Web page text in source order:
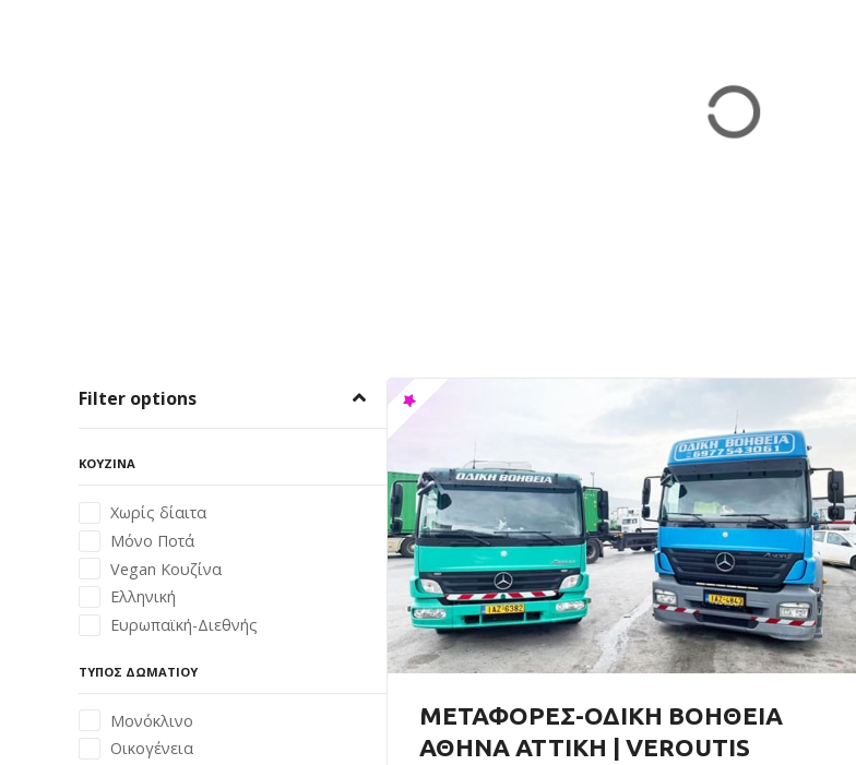
Filter options
ΚΟΥΖΊΝΑ
Χωρίς δίαιτα
Μόνο Ποτά
Vegan Κουζίνα
Ελληνική
Ευρωπαϊκή-Διεθνής
ΤΎΠΟΣ ΔΩΜΑΤΊΟΥ
Μονόκλινο
Οικογένεια
ΜΕΤΑΦΟΡΕΣ-ΟΔΙΚΗ ΒΟΗΘΕΙΑ
ΑΘΗΝΑ ΑΤΤΙΚΗ | VEROUTIS